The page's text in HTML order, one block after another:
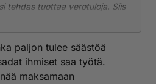
tehdas tuottaa verotuloja. Siis
saa edes sossutuet Fazerin
paljon tulee säästöä
ihmiset saa työtä.
maksamaan